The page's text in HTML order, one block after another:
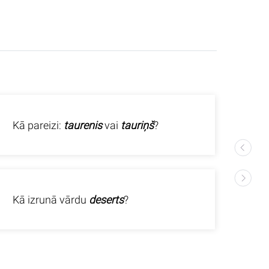
Kā pareizi: taurenisvai tauriņš?
Kā izrunā vārdu deserts?